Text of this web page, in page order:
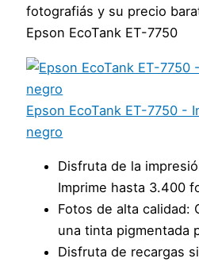
fotografiás y su precio
Epson EcoTank ET-7750
Epson EcoTank ET-7750 -
negro
Disfruta de la
Imprime hasta 3.400
Fotos de alta calidad:
una tinta pigmentada
Disfruta de recargas